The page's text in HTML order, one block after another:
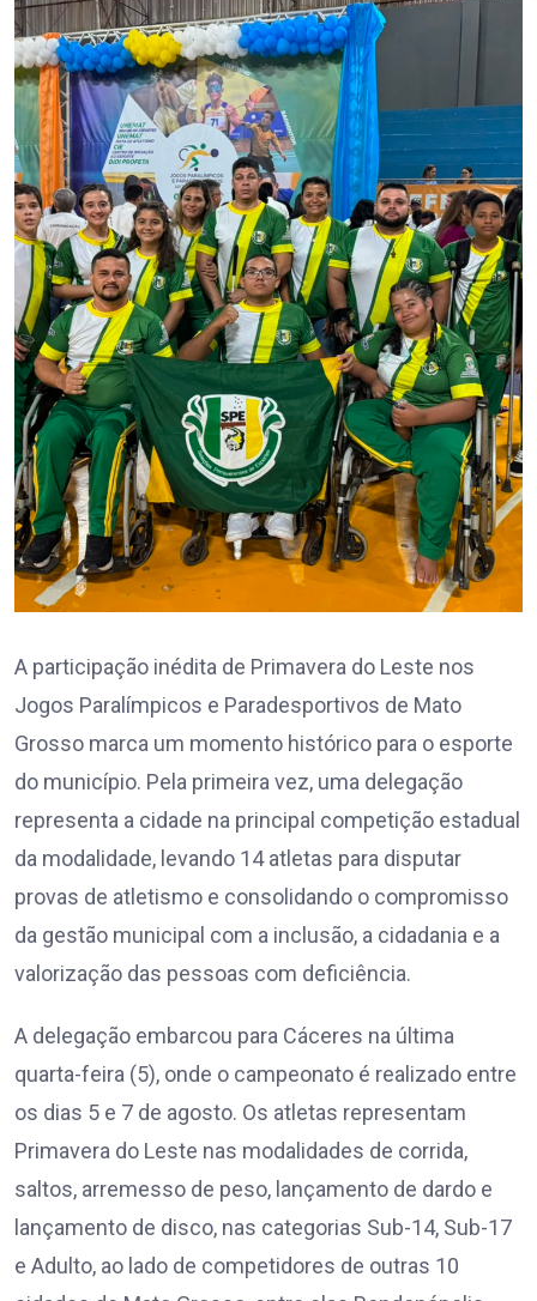
A participação inédita de Primavera do Leste nos
Jogos Paralímpicos e Paradesportivos de Mato
Grosso marca um momento histórico para o esporte
do município. Pela primeira vez, uma delegação
representa a cidade na principal competição estadual
da modalidade, levando 14 atletas para disputar
provas de atletismo e consolidando o compromisso
da gestão municipal com a inclusão, a cidadania e a
valorização das pessoas com deficiência.
A delegação embarcou para Cáceres na última
quarta-feira (5), onde o campeonato é realizado entre
os dias 5 e 7 de agosto. Os atletas representam
Primavera do Leste nas modalidades de corrida,
saltos, arremesso de peso, lançamento de dardo e
lançamento de disco, nas categorias Sub-14, Sub-17
e Adulto, ao lado de competidores de outras 10